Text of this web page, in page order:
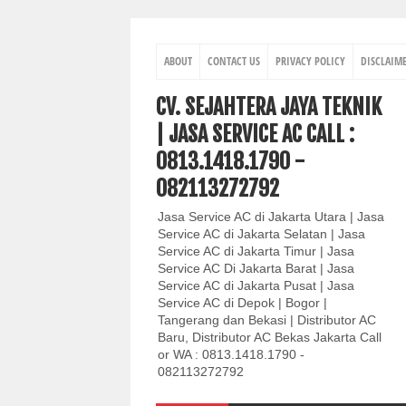
ABOUT CONTACT US PRIVACY POLICY
CV. SEJAHTERA JAYA TEKNIK
| JASA SERVICE AC CALL :
0813.1418.1790 -
082113272792
Jasa Service AC di Jakarta Utara | Jasa
Service AC di Jakarta Selatan | Jasa
Service AC di Jakarta Timur | Jasa
Service AC Di Jakarta Barat | Jasa
Service AC di Jakarta Pusat | Jasa
Service AC di Depok | Bogor |
Tangerang dan Bekasi | Distributor AC
Baru, Distributor AC Bekas Jakarta Call
or WA : 0813.1418.1790 -
082113272792